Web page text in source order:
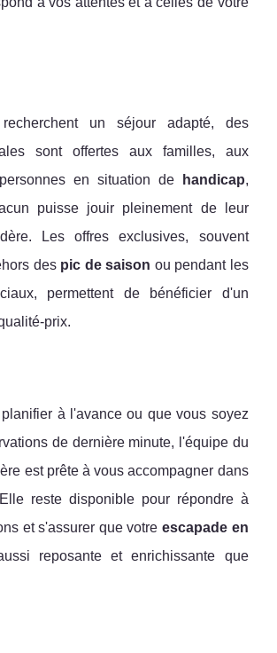
un séjour adapté, des
sont offertes aux familles, aux
en situation de
handicap,
puisse jouir pleinement de leur
Les offres exclusives, souvent
des pic de saison ou pendant les
permettent de bénéficier d'un
prix.
à l'avance ou que vous soyez
de dernière minute, l'équipe du
est prête à vous accompagner dans
reste disponible pour répondre à
et s'assurer que votreescapade en
reposante et enrichissante que